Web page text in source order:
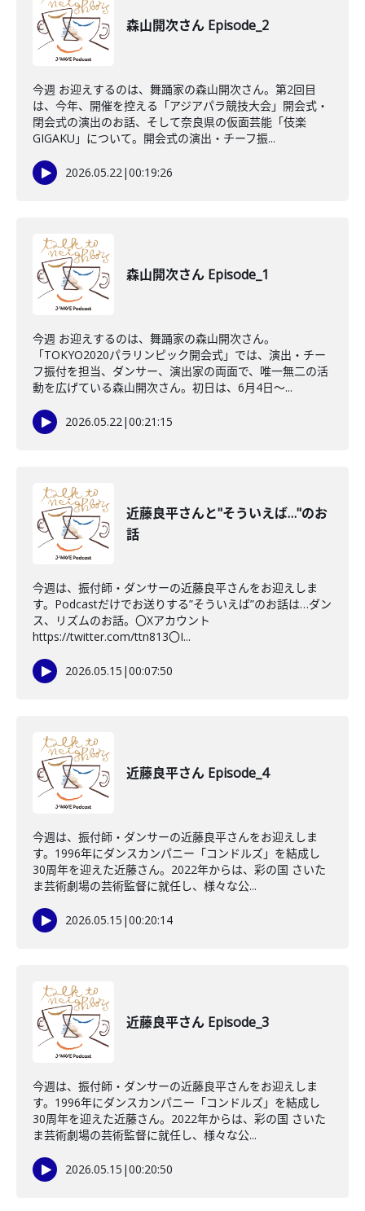
森山開次さん Episode_2
今週 お迎えするのは、舞踊家の森山開次さん。第2回目
は、今年、開催を控える「アジアパラ競技大会」開会式・
閉会式の演出のお話、そして奈良県の仮面芸能「伎楽
GIGAKU」について。開会式の演出・チーフ振...
2026.05.22|00:19:26
森山開次さん Episode_1
今週 お迎えするのは、舞踊家の森山開次さん。
「TOKYO2020パラリンピック開会式」では、演出・チー
フ振付を担当、ダンサー、演出家の両面で、唯一無二の活
動を広げている森山開次さん。初日は、6月4日～...
2026.05.22|00:21:15
近藤良平さんと"そういえば…"のお
話
今週は、振付師・ダンサーの近藤良平さんをお迎えしま
す。Podcastだけでお送りする”そういえば”のお話は…ダン
ス、リズムのお話。〇Xアカウント
https://twitter.com/ttn813〇I...
2026.05.15 |00:07:50
近藤良平さん Episode_4
今週は、振付師・ダンサーの近藤良平さんをお迎えしま
す。1996年にダンスカンパニー「コンドルズ」を結成し
30周年を迎えた近藤さん。2022年からは、彩の国 さいた
ま芸術劇場の芸術監督に就任し、様々な公...
2026.05.15 |00:20:14
近藤良平さん Episode_3
今週は、振付師・ダンサーの近藤良平さんをお迎えしま
す。1996年にダンスカンパニー「コンドルズ」を結成し
30周年を迎えた近藤さん。2022年からは、彩の国 さいた
ま芸術劇場の芸術監督に就任し、様々な公...
2026.05.15 |00:20:50